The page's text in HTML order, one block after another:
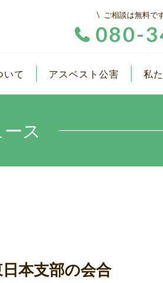
ご相談は無料で
080-
いて アスベスト公害 私
ス
本支部の会合